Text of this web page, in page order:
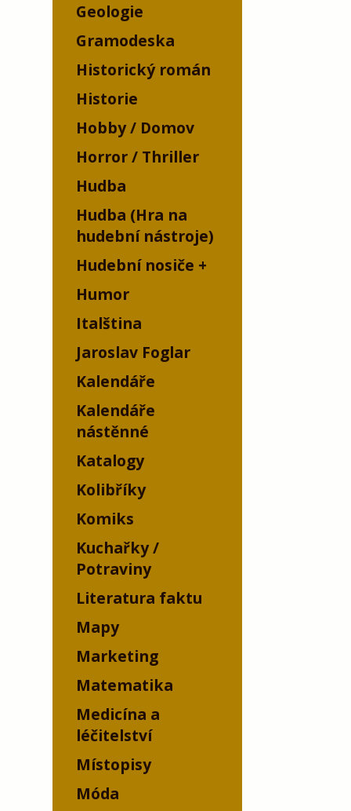
Geologie
Gramodeska
Historický román
Historie
Hobby / Domov
Horror / Thriller
Hudba
Hudba (Hra na
hudební nástroje)
Hudební nosiče
Humor
Italština
Jaroslav Foglar
Kalendáře
Kalendáře
nástěnné
Katalogy
Kolibříky
Komiks
Kuchařky /
Potraviny
Literatura faktu
Mapy
Marketing
Matematika
Medicína a
léčitelství
Místopisy
Móda